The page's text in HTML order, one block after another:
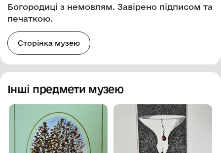
Богородиці з немовлям. Завірено підписом та
печаткою.
Сторінка музею
Інші предмети музею